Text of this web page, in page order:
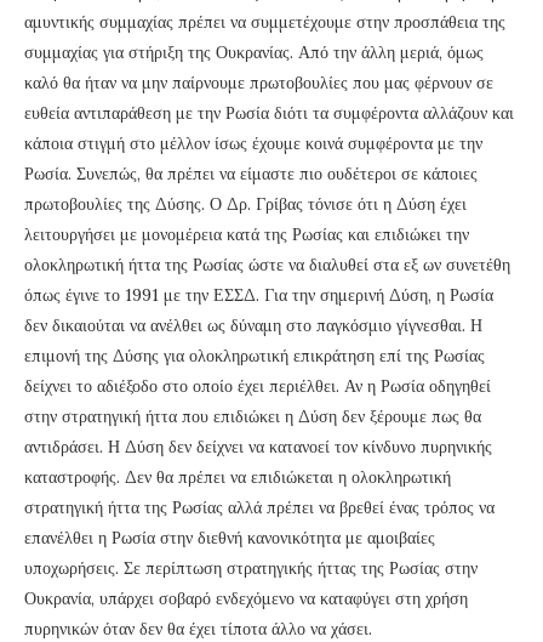
αμυντικής συμμαχίας πρέπει να συμμετέχουμε στην προσπάθεια της
συμμαχίας για στήριξη της Ουκρανίας. Από την άλλη μεριά, όμως
καλό θα ήταν να μην παίρνουμε πρωτοβουλίες που μας φέρνουν σε
ευθεία αντιπαράθεση με την Ρωσία διότι τα συμφέροντα αλλάζουν και
κάποια στιγμή στο μέλλον ίσως έχουμε κοινά συμφέροντα με την
Ρωσία. Συνεπώς, θα πρέπει να είμαστε πιο ουδέτεροι σε κάποιες
πρωτοβουλίες της Δύσης. Ο Δρ. Γρίβας τόνισε ότι η Δύση έχει
λειτουργήσει με μονομέρεια κατά της Ρωσίας και επιδιώκει την
ολοκληρωτική ήττα της Ρωσίας ώστε να διαλυθεί στα εξ ων συνετέθη
όπως έγινε το 1991 με την ΕΣΣΔ. Για την σημερινή Δύση, η Ρωσία
δεν δικαιούται να ανέλθει ως δύναμη στο παγκόσμιο γίγνεσθαι. Η
επιμονή της Δύσης για ολοκληρωτική επικράτηση επί της Ρωσίας
δείχνει το αδιέξοδο στο οποίο έχει περιέλθει. Αν η Ρωσία οδηγηθεί
στην στρατηγική ήττα που επιδιώκει η Δύση δεν ξέρουμε πως θα
αντιδράσει. Η Δύση δεν δείχνει να κατανοεί τον κίνδυνο πυρηνικής
καταστροφής. Δεν θα πρέπει να επιδιώκεται η ολοκληρωτική
στρατηγική ήττα της Ρωσίας αλλά πρέπει να βρεθεί ένας τρόπος να
επανέλθει η Ρωσία στην διεθνή κανονικότητα με αμοιβαίες
υποχωρήσεις. Σε περίπτωση στρατηγικής ήττας της Ρωσίας στην
Ουκρανία, υπάρχει σοβαρό ενδεχόμενο να καταφύγει στη χρήση
πυρηνικών όταν δεν θα έχει τίποτα άλλο να χάσει.